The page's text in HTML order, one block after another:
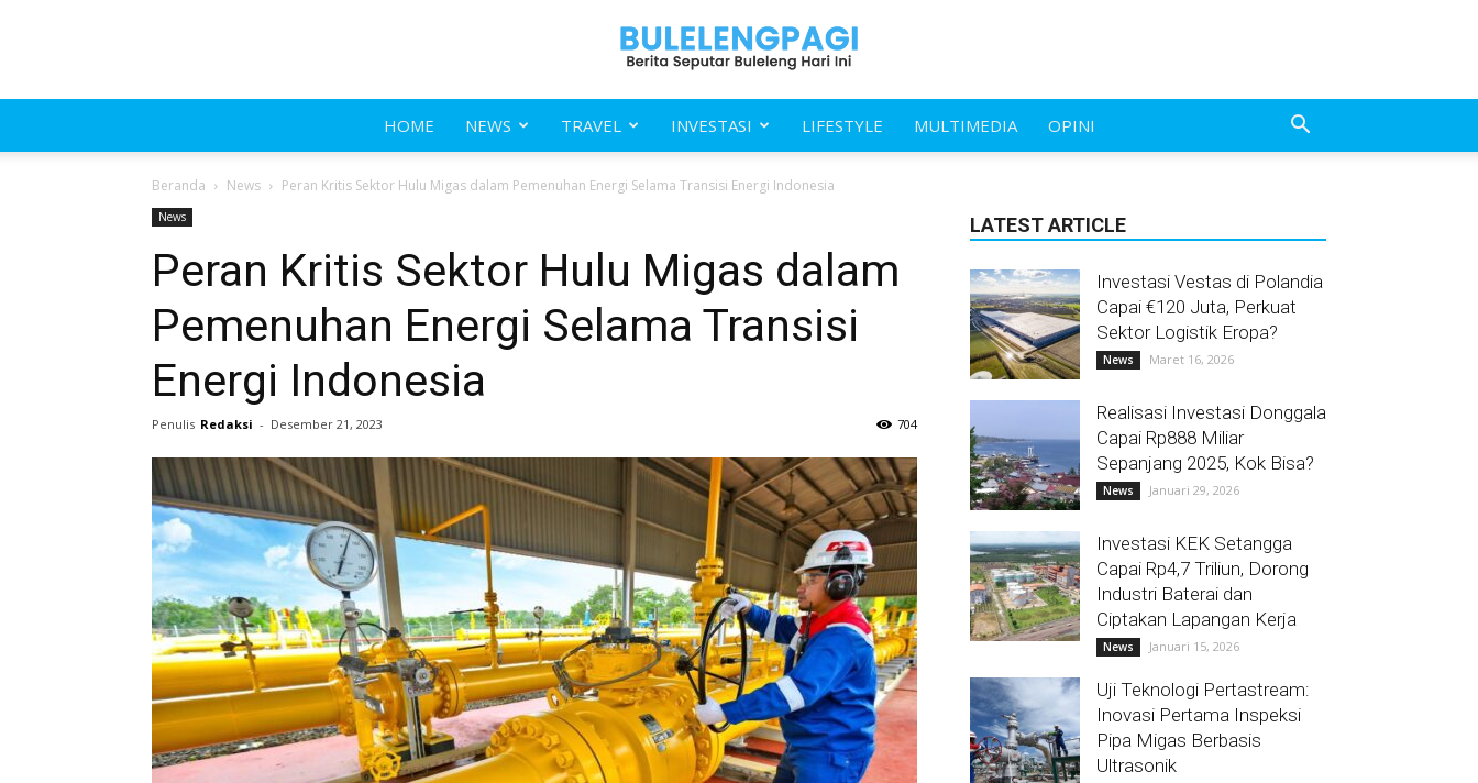
HOME NEWS TRAVEL INVESTASI LIFESTYLE MULTIMEDIA OPINI
Beranda News Peran Kritis Sektor Hulu Migas dalam Pemenuhan Energi Selama Transisi Energi Indonesia
News
Peran Kritis Sektor Hulu Migas dalam
Pemenuhan Energi Selama Transisi
Energi Indonesia
Penulis Redaksi - Desember 21, 2023 704
LATEST ARTICLE
Investasi Vestas di Polandia
Capai €120 Juta, Perkuat
Sektor Logistik Eropa?
News Maret 16, 2026
Realisasi Investasi Donggala
Capai Rp888 Miliar
Sepanjang 2025, Kok Bisa?
News Januari 29, 2026
Investasi KEK Setangga
Capai Rp4,7 Triliun, Dorong
Industri Baterai dan
Ciptakan Lapangan Kerja
News Januari 15, 2026
Uji Teknologi Pertastream:
Inovasi Pertama Inspeksi
Pipa Migas Berbasis
Ultrasonik